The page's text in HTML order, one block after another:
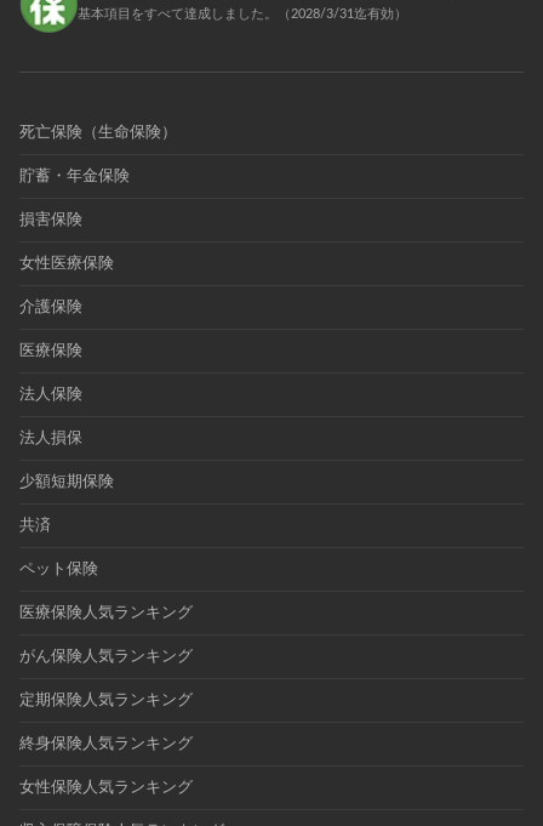
基本項目をすべて達成しました。（2028/3/31迄有効）
死亡保険（生命保険）
貯蓄・年金保険
損害保険
女性医療保険
介護保険
医療保険
法人保険
法人損保
少額短期保険
共済
ペット保険
医療保険人気ランキング
がん保険人気ランキング
定期保険人気ランキング
終身保険人気ランキング
女性保険人気ランキング